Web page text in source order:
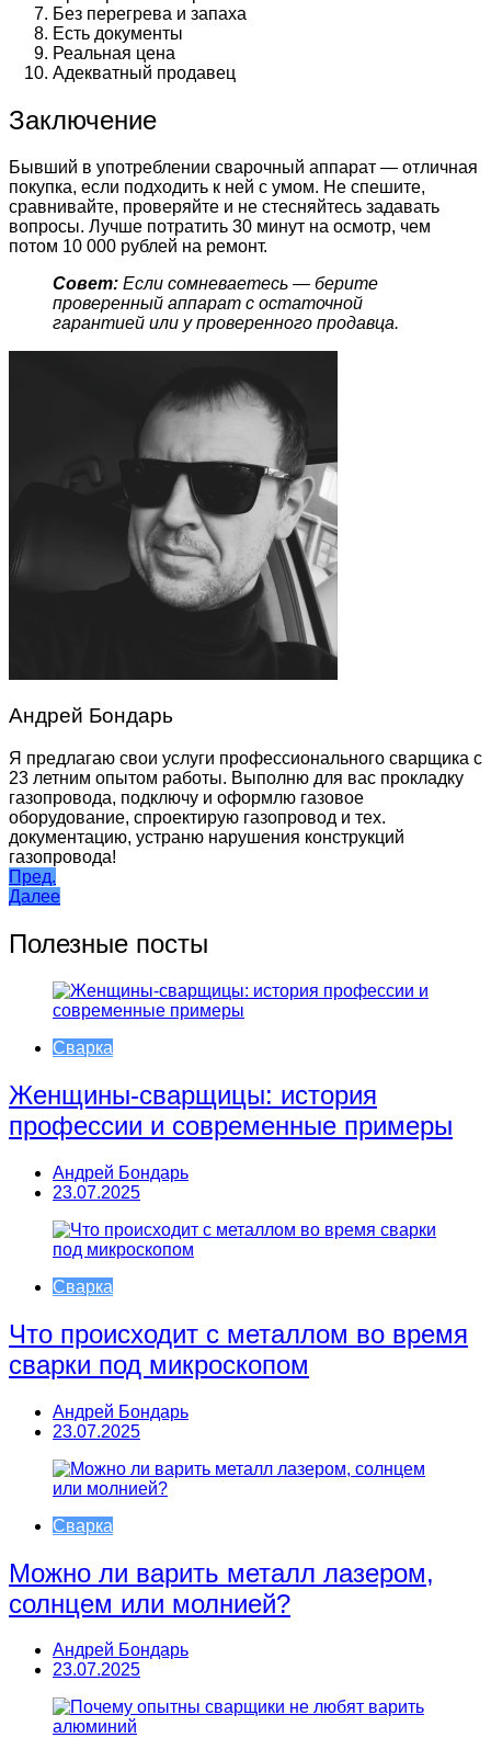
Без перегрева и запаха
Есть документы
Реальная цена
Адекватный продавец
Заключение
Бывший в употреблении сварочный аппарат — отличная
покупка, если подходить к ней с умом. Не спешите,
сравнивайте, проверяйте и не стесняйтесь задавать
вопросы. Лучше потратить 30 минут на осмотр, чем
потом 10 000 рублей на ремонт.
Совет: Если сомневаетесь — берите
проверенный аппарат с остаточной
гарантией или у проверенного продавца.
Андрей Бондарь
Я предлагаю свои услуги профессионального сварщика с
23 летним опытом работы. Выполню для вас прокладку
газопровода, подключу и оформлю газовое
оборудование, спроектирую газопровод и тех.
документацию, устраню нарушения конструкций
газопровода!
Навигация
по
записям
Пред.
Далее
Полезные посты
Сварка
Женщины-сварщицы: история
профессии и современные примеры
Андрей Бондарь
23.07.2025
Сварка
Что происходит с металлом во время
сварки под микроскопом
Андрей Бондарь
23.07.2025
Сварка
Можно ли варить металл лазером,
солнцем или молнией?
Андрей Бондарь
23.07.2025